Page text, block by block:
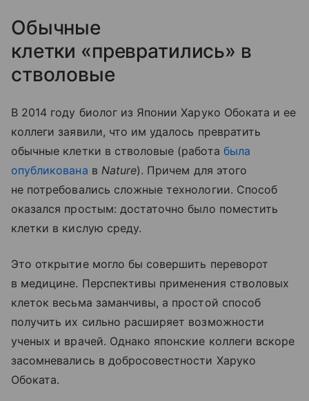
Обычные
клетки «превратились» в
стволовые
В 2014 году биолог из Японии Харуко Обоката и ее
коллеги заявили, что им удалось превратить
обычные клетки в стволовые (работа была
опубликована в Nature). Причем для этого
не потребовались сложные технологии. Способ
оказался простым: достаточно было поместить
клетки в кислую среду.
Это открытие могло бы совершить переворот
в медицине. Перспективы применения стволовых
клеток весьма заманчивы, а простой способ
получить их сильно расширяет возможности
ученых и врачей. Однако японские коллеги вскоре
засомневались в добросовестности Харуко
Обоката.